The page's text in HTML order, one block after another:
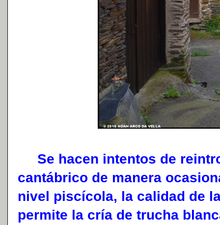
Se hacen intentos de
cantábrico de manera
nivel piscícola, la calidad de
permite la cría de trucha